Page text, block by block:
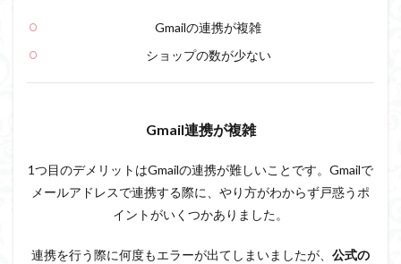
Gmailの連携が複雑
ショップの数が少ない
Gmail連携が複雑
1つ目のデメリットはGmailの連携が難しいことです。Gmailで
メールアドレスで連携する際に、やり方がわからず戸惑うポ
イントがいくつかありました。
連携を行う際に何度もエラーが出てしまいましたが、 公式の